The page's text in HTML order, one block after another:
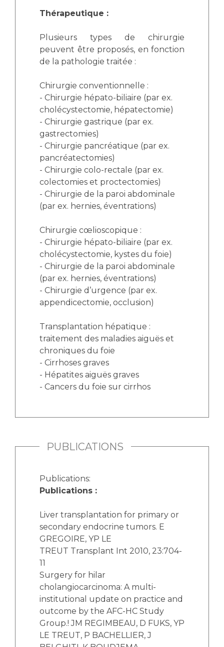
Thérapeutique :
Plusieurs types de chirurgie
peuvent être proposés, en fonction
de la pathologie traitée :
Chirurgie conventionnelle :
- Chirurgie hépato-biliaire (par ex.
cholécystectomie, hépatectomie)
- Chirurgie gastrique (par ex.
gastrectomies)
- Chirurgie pancréatique (par ex.
pancréatectomies)
- Chirurgie colo-rectale (par ex.
colectomies et proctectomies)
- Chirurgie de la paroi abdominale
(par ex. hernies, éventrations)
Chirurgie cœlioscopique :
- Chirurgie hépato-biliaire (par ex.
cholécystectomie, kystes du foie)
- Chirurgie de la paroi abdominale
(par ex. hernies, éventrations)
- Chirurgie d’urgence (par ex.
appendicectomie, occlusion)
Transplantation hépatique :
traitement des maladies aiguës et
chroniques du foie
- Cirrhoses graves
- Hépatites aiguës graves
- Cancers du foie sur cirrhos
PUBLICATIONS
Publications:
Publications :
Liver transplantation for primary or
secondary endocrine tumors. E
GREGOIRE, YP LE
TREUT Transplant Int 2010, 23:704-
11
Surgery for hilar
cholangiocarcinoma: A multi-
institutional update on practice and
outcome by the AFC-HC Study
Group.! JM REGIMBEAU, D FUKS, YP
LE TREUT, P BACHELLIER, J